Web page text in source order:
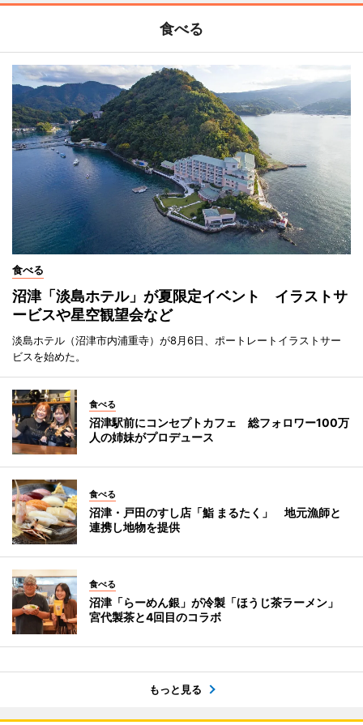
食べる
食べる
沼津「淡島ホテル」が夏限定イベント イラストサ
ービスや星空観望会など
淡島ホテル（沼津市内浦重寺）が8月6日、ポートレートイラストサー
ビスを始めた。
食べる
沼津駅前にコンセプトカフェ 総フォロワー100万
人の姉妹がプロデュース
食べる
沼津・戸田のすし店「鮨 まるたく」 地元漁師と
連携し地物を提供
食べる
沼津「らーめん銀」が冷製「ほうじ茶ラーメン」
宮代製茶と4回目のコラボ
もっと見る